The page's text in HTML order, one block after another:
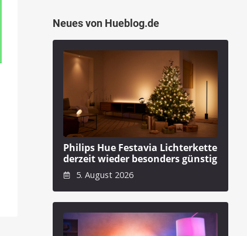
Neues von Hueblog.de
Philips Hue Festavia Lichterkette
derzeit wieder besonders günstig
5. August 2026